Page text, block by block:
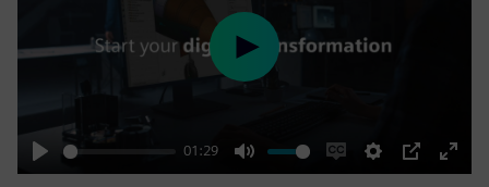
Play
01:29
Mute
EnableSettings
PIP
Enter
Play